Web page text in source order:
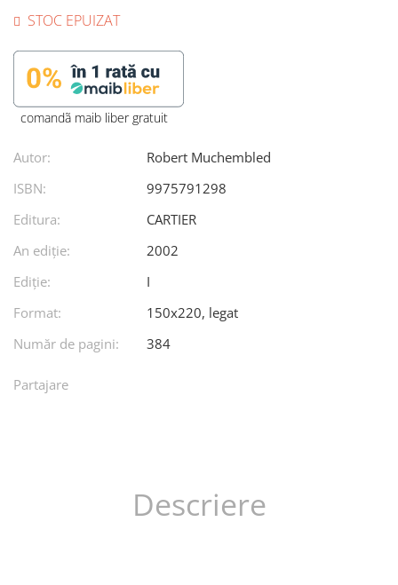
STOC EPUIZAT
comandã maib liber gratuit
Autor:
Robert Muchembled
ISBN:
9975791298
Editura:
CARTIER
An ediţie:
2002
Ediţie:
I
Format:
150x220, legat
Număr de pagini:
384
Partajare
Descriere